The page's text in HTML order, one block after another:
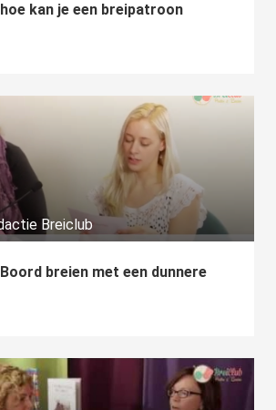
kan je een breipatroon
Breiclub
breien met een dunnere